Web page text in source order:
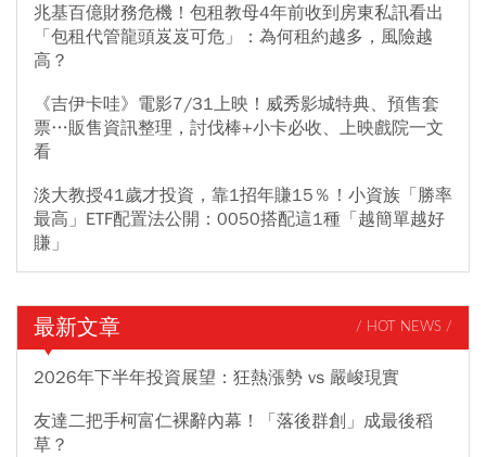
兆基百億財務危機！包租教母4年前收到房東私訊看出
「包租代管龍頭岌岌可危」：為何租約越多，風險越
高？
《吉伊卡哇》電影7/31上映！威秀影城特典、預售套
票…販售資訊整理，討伐棒+小卡必收、上映戲院一文
看
淡大教授41歲才投資，靠1招年賺15％！小資族「勝率
最高」ETF配置法公開：0050搭配這1種「越簡單越好
賺」
最新文章 / HOT NEWS /
2026年下半年投資展望：狂熱漲勢 vs 嚴峻現實
友達二把手柯富仁裸辭內幕！「落後群創」成最後稻
草？